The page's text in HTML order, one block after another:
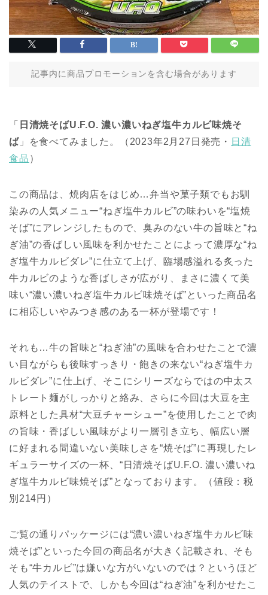
記事内に商品プロモーションを含む場合があります
「
日清焼そばU.F.O. 濃い濃いねぎ塩牛カルビ味焼そ
ば」を食べてみました。（2023年2月27日発売・ 日清
食品 ）
この商品は、焼肉店をはじめ…弁当や菓子類でもお馴
染みの人気メニュー“ねぎ塩牛カルビ”の味わいを“塩焼
そば”にアレンジしたもので、臭みのない牛の旨味と“ね
ぎ油”の香ばしい風味を利かせたことによって濃厚な“ね
ぎ塩牛カルビダレ”に仕立て上げ、臨場感溢れる炙った
牛カルビのような香ばしさが広がり、まさに濃くて美
味い“濃い濃いねぎ塩牛カルビ味焼そば”といった商品名
に相応しいやみつき感のある一杯が登場です！
それも…牛の旨味と“ねぎ油”の風味を合わせたことで濃
い目ながらも後味すっきり・飽きの来ない“ねぎ塩牛カ
ルビダレ”に仕上げ、そこにシリーズならではの中太ス
トレート麺がしっかりと絡み、さらに今回は大豆を主
原料とした具材“大豆チャーシュー”を使用したことで肉
の旨味・香ばしい風味がより一層引き立ち、幅広い層
に好まれる間違いない美味しさを“焼そば”に再現したレ
ギュラーサイズの一杯、“日清焼そばU.F.O. 濃い濃いね
ぎ塩牛カルビ味焼そば”となっております。（値段：税
別214円）
ご覧の通りパッケージには“濃い濃いねぎ塩牛カルビ味
焼そば”といった今回の商品名が大きく記載され、そも
そも“牛カルビ”は嫌いな方がいないのでは？というほど
人気のテイストで、しかも今回は“ねぎ油”を利かせたこ